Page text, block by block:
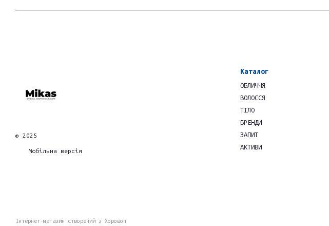
© 2025
Мобільна версія
Інтернет-магазин створений з Хорошоп
Каталог
ОБЛИЧЧЯ
ВОЛОССЯ
ТІЛО
БРЕНДИ
ЗАПИТ
АКТИВИ